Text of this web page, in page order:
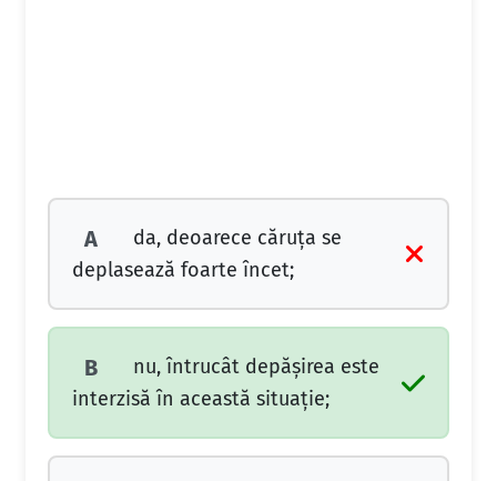
A
da, deoarece căruța se
deplasează foarte încet;
B
nu, întrucât depășirea este
interzisă în această situație;